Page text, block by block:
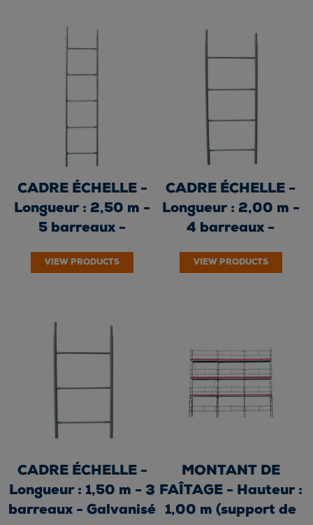
CADRE ÉCHELLE -
Longueur : 2,50 m -
5 barreaux -
VIEW PRODUCTS
CADRE ÉCHELLE -
Longueur : 2,00 m -
4 barreaux -
VIEW PRODUCTS
CADRE ÉCHELLE -
Longueur : 1,50 m - 3
barreaux - Galvanisé
MONTANT DE
FAÎTAGE - Hauteur :
1,00 m (support de